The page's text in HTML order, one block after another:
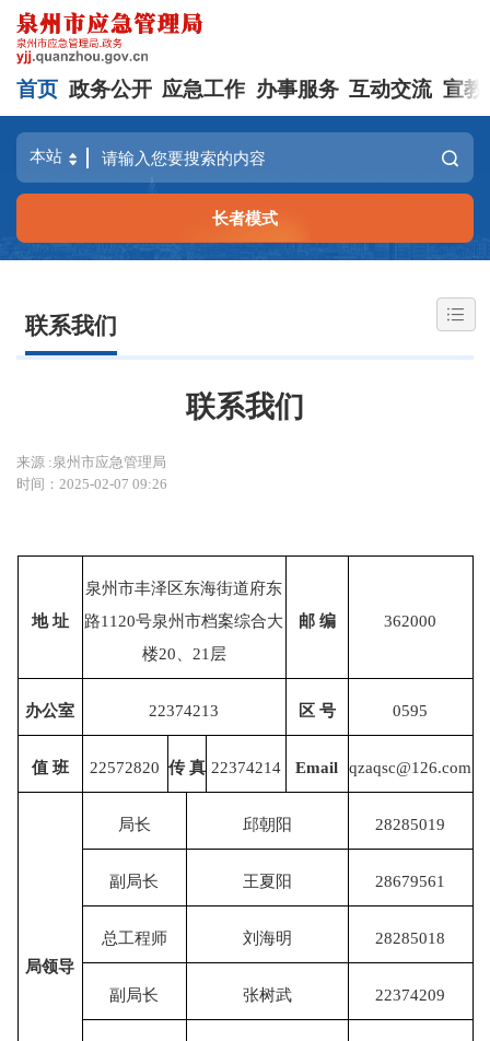
首页 政务公开 应急工作 办事服务 互动交流 宣教
长者模式
联系我们
联系我们
来源 :泉州市应急管理局
时间：2025-02-07 09:26
地 址
泉州市丰泽区东海街道府东
路1120号泉州市档案综合大
楼20、21层
邮 编 362000
办公室 22374213 区 号 0595
值班 22572820 传 真 22374214 Email qzaqsc@126.com
局领导
局长 邱朝阳 28285019
副局长 王夏阳 28679561
总工程师 刘海明 28285018
副局长 张树武 22374209